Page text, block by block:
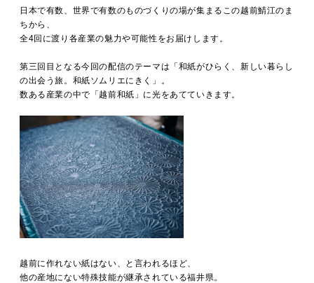
ACCESS / STAY
CONTACT
日本で有数、世界で有数のものづくりの場が集まるこの越前鯖江のま
ちから、
全4回に渡り各産業の魅力や可能性をお届けします。
第三回目となる今回の配信のテーマは「和紙がひらく、新しい暮らし
の出会う旅。和紙ソムリエにきく」。
数ある産業の中で「越前和紙」に光をあてていきます。
越前に作れない紙はない、と言われるほど、
他の産地にない特殊技能が継承されている福井県。